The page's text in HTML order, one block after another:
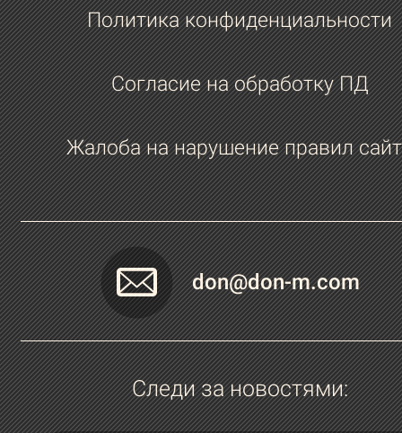
Политика конфиденциальности
Согласие на обработку ПД
Жалоба на нарушение правил
don@don-m.com
Следи за новостями: